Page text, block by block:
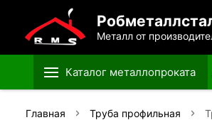
Металл от
Каталог металлопроката
Главная Труба профильная